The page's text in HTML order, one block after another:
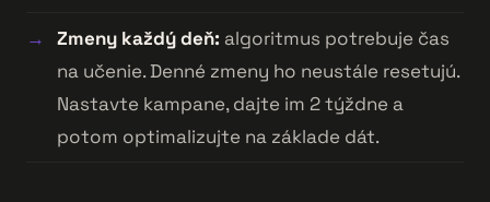
Zmeny každý deň: algoritmus potrebuje čas
na učenie. Denné zmeny ho neustále resetujú.
Nastavte kampane, dajte im 2 týždne a
potom optimalizujte na základe dát.